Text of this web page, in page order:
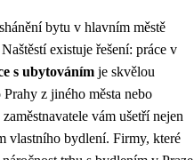
bytu v hlavním městě
existuje řešení: práce v
s ubytováním je skvělou
z jiného města nebo
vám ušetří nejen
vlastního bydlení. Firmy, které